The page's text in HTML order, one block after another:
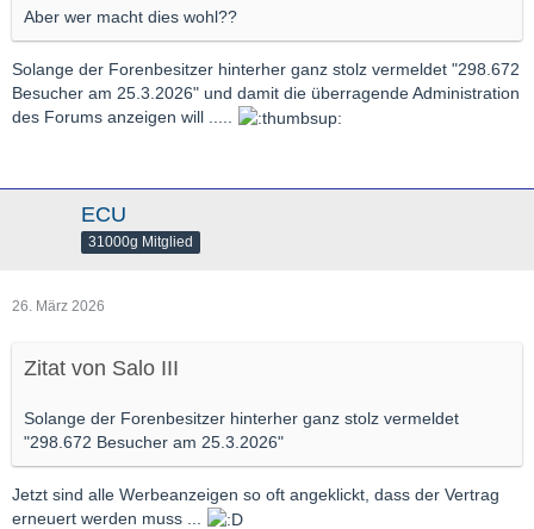
Aber wer macht dies wohl??
Solange der Forenbesitzer hinterher ganz stolz vermeldet "298.672
Besucher am 25.3.2026" und damit die überragende Administration
des Forums anzeigen will .....
ECU
31000g Mitglied
26. März 2026
Zitat von Salo III
Solange der Forenbesitzer hinterher ganz stolz vermeldet
"298.672 Besucher am 25.3.2026"
Jetzt sind alle Werbeanzeigen so oft angeklickt, dass der Vertrag
erneuert werden muss ...